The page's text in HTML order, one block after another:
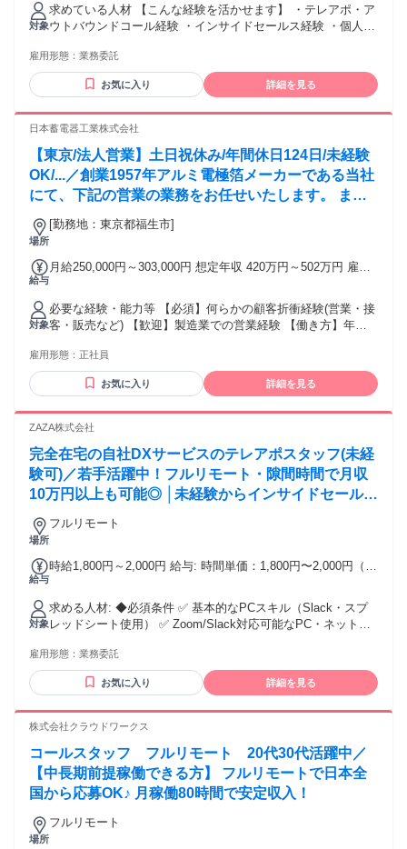
円×80時間 月額報酬136,000円 + インセンティブ
━━━━━━━━━━━━━━━━━━ ■月120時間稼働 時給
2,000円×120時間 月額報酬240,000円 + インセンティブ
2,500円×170時間 月額報酬425,000円 + インセンティブ
対象
求めている人材 【こんな経験を活かせます】 ・テレアポ・ア
ウトバウンドコール経験 ・インサイドセールス経験 ・個人／
売経験 ・無形商材・サービス案内の経験 業界や扱っていた商
材は問いません。 営業・接客の実務経験1年前後を目安として
います。 【こんな方に向いています】 ・経験を活かして在宅
話を聞くことが得意な方 ・アポイント獲得・案内が得意な方
方 【特に歓迎する方】 ・個人向け（BtoC）または法人向け
（BtoB）のアウトバウンド営業経験がある方 ・架電数やアポ
率などの数字を意識して働いた経験がある方 ・副業、物販、
フランチャイズなどのテーマに関心がある方 学歴・業界経験
は不問です！
雇用形態： 業務委託
お気に入り 詳細を見る
日本蓄電器工業株式会社
【東京/法人営業】土日祝休み/年間休日124日/未経験
OK/...／創業1957年アルミ電極箔メーカーである当社
にて、下記の営業の業務をお任せいたします。 まず
は営業事務からお任せし、知識をつけた後、先輩の営
業同行(OJT)となります。未経験から安心してチャレ
場所
[勤務地：東京都福生市]
給与
月給250,000円～303,000円 想定年収 420万円～502万円 雇用
給￥250,000～￥303,000 基本給￥250,000～￥303,000を含む/
月 ■賞与実績:年2回(夏季冬季)昇給年1回 諸手当：通勤手当
（会社規定に基づき支給）、残業手当（残業時間に応じて別
途支給） 試用期間 有 期間：6ヶ月 備考：変更無
対象
必要な経験・能力等 【必須】何らかの顧客折衝経験(営業・接
客・販売など) 【歓迎】製造業での営業経験 【働き方】年休
スタイル】新規飛び込みなどはなく、複数人で訪問となりま
す。1人で営業先に訪問することは基本ありませんのでご安心
ください。 【事業の安定性】当社は研究開発に特化してお
チング」「化成技術」により、小型かつ大容量の電気を貯め
います。技術力を基盤として、無借金経営を継続していま
す。 学歴・資格 学歴：大学院 大学 高専 短大 専修学校 高校
語学力： 資格：第一種運転免許普通自動車
雇用形態： 正社員
お気に入り 詳細を見る
ZAZA株式会社
完全在宅の自社DXサービスのテレアポスタッフ(未経
験可)／若手活躍中！フルリモート・隙間時間で月収
10万円以上も可能◎ │未経験からインサイドセールス
に挑戦
場所
フルリモート
給与
時給1,800円～2,000円 給与: 時間単価：1,800円〜2,000円（税
り！ ※リーダー、マネージャーポジションへのステップアッ
プや他の職種へのチャレンジも可能です！
対象
求める人材: ◆必須条件 ✅ 基本的なPCスキル（Slack・スプ
レッドシート使用） ✅ Zoom/Slack対応可能なPC・ネット環
って取り組める環境適応能力 ✅目標を頑張って追いかけられ
るか目標達成志向 ◆歓迎する経験（未経験も可） * 法人営
業・テレアポ・コールセンター * 営業事務（ビジネスメール
ョンができる * 自己管理・責任感がある * 「もっと上手くな
中でもサービス急拡大中のため、昨日までのルールが今日変
わることも珍しくありません。 ITツール（Slackなど）の活用
やオペレーションの変更に対し、前向き且つスピーディーに
順応できることが求められます！
雇用形態： 業務委託
お気に入り 詳細を見る
株式会社クラウドワークス
コールスタッフ フルリモート 20代30代活躍中／
【中長期前提稼働できる方】 フルリモートで日本全
国から応募OK♪ 月稼働80時間で安定収入！
場所
フルリモート